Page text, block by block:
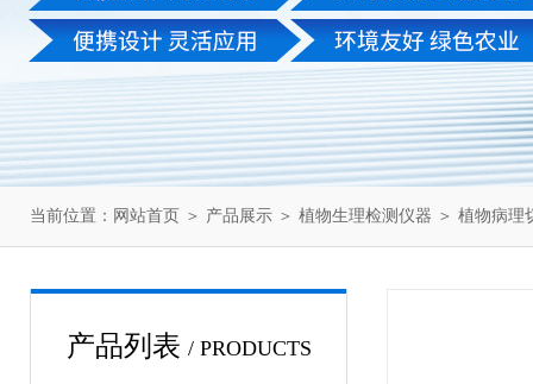
当前位置： 网站首页 ＞ 产品展示 ＞ 植物生理检测仪器 ＞ 植物病理
产品列表 / PRODUCTS